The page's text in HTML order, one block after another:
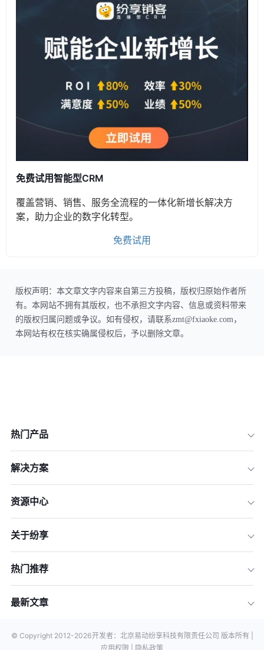
免费试用智能型CRM
覆盖营销、销售、服务全流程的一体化新增长解决方
案，助力企业的数字化转型。
免费试用
版权声明：本文章文字内容来自第三方投稿，版权归原始作者所
有。本网站不拥有其版权，也不承担文字内容、信息或资料带来
的版权归属问题或争议。如有侵权，请联系zmt@fxiaoke.com，
本网站有权在核实确属侵权后，予以删除文章。
热门产品
解决方案
资源中心
关于纷享
热门推荐
最新文章
© Copyright 2012-2026开发者：北京易动纷享科技有限责任公司 版本所有 |
应用权限 |
隐私政策